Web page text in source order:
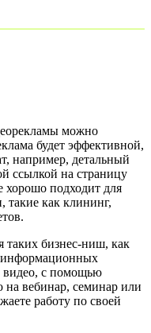
можно
будет эффективной,
например, детальный
ссылкой на страницу
хорошо подходит для
такие как клининг,
таких бизнес-ниш, как
информационных
видео, с помощью
на вебинар, семинар или
работу по своей